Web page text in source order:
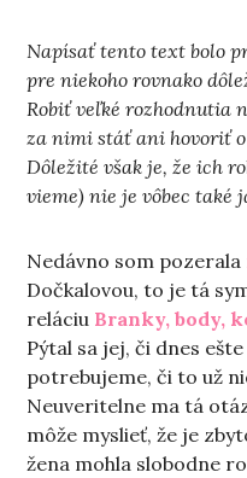
Napísať tento text bolo
pre niekoho rovnako
Robiť veľké rozhodnutia
za nimi stáť ani hovoriť
Dôležité však je, že ich
vieme) nie je vôbec také
Nedávno som pozerala
Dočkalovou, to je tá
reláciu Branky, body,
Pýtal sa jej, či dnes
potrebujeme, či to už
Neuveritelne ma tá
môže myslieť, že je
žena mohla slobodne